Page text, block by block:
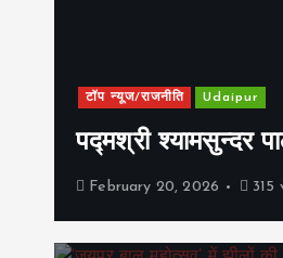
टॉप न्यूज/राजनीति Udaipur
पद्मश्री श्यामसुन्दर
February 20, 2026 315